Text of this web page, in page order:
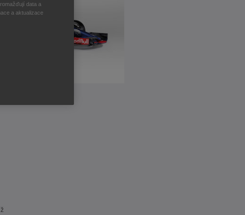
data a
a aktualizace